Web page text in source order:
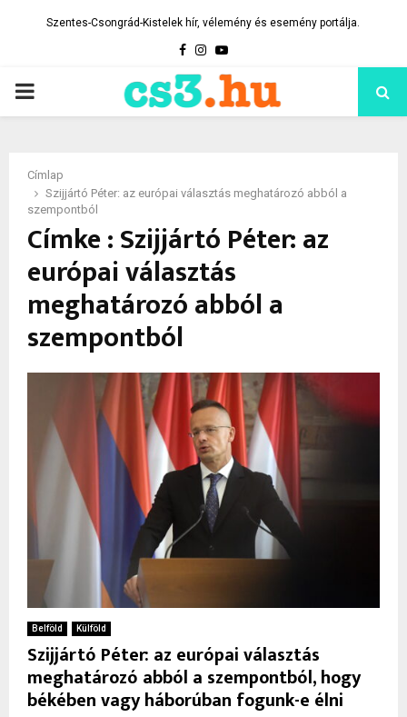
Szentes-Csongrád-Kistelek hír, vélemény és esemény portálja.
Facebook
Instagram
Youtube
PRIMARY
Címlap
Szijjártó Péter: az európai választás meghatározó abból a
szempontból
Címke : Szijjártó Péter: az
európai választás
meghatározó abból a
szempontból
Belföld Külföld
Szijjártó Péter: az európai választás
meghatározó abból a szempontból, hogy
békében vagy háborúban fogunk-e élni